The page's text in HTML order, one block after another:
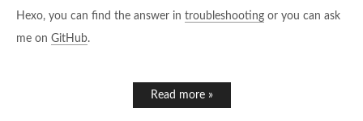
Hexo, you can find the answer in troubleshooting or you can ask
me on GitHub.
Read more »